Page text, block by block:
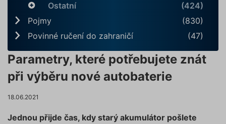
Ostatní
(424)
Pojmy
(830)
Povinné ručení do zahraničí
(47)
Parametry, které potřebujete znát
při výběru nové autobaterie
18.06.2021
Jednou přijde čas, kdy starý akumulátor pošlete